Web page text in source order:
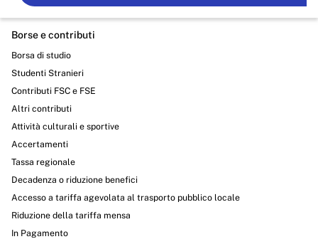
Borse e contributi
Borsa di studio
Studenti Stranieri
Contributi FSC e FSE
Altri contributi
Attività culturali e sportive
Accertamenti
Tassa regionale
Decadenza o riduzione benefici
Accesso a tariffa agevolata al trasporto pubblico locale
Riduzione della tariffa mensa
In Pagamento